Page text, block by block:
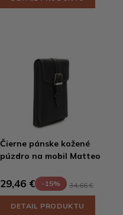
Čierne pánske kožené
púzdro na mobil Matteo
29,46 € -15% 34,66 €
DETAIL PRODUKTU